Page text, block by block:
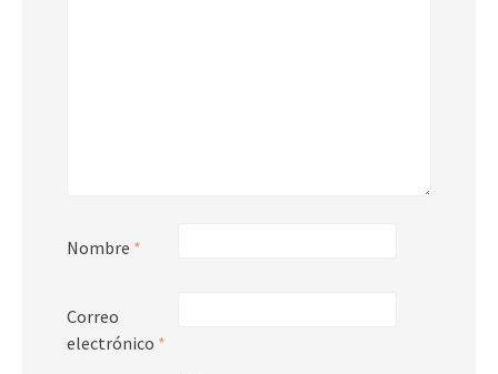
Nombre *
Correo
electrónico *